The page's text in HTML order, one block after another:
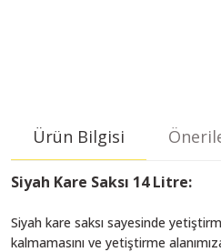
Ürün Bilgisi
Siyah Kare Saksı 14 Litre:
Siyah kare saksı sayesinde
kalmamasını ve yetiştirme